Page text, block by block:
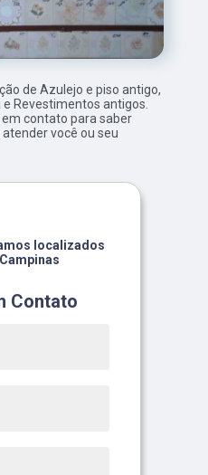
de Azulejo e piso antigo,
Revestimentos antigos.
contato para saber
você ou seu
Contato
localizados